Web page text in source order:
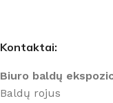
Kontaktai:
Biuro baldų
Baldų rojus